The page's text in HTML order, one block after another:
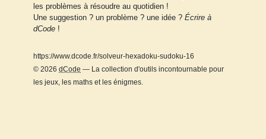
les problèmes à résoudre au quotidien !
Une suggestion ? un problème ? une idée ? Écrire à
dCode !
https://www.dcode.fr/solveur-hexadoku-sudoku-16
© 2026 dCode — La collection d'outils incontournable pour
les jeux, les maths et les énigmes.